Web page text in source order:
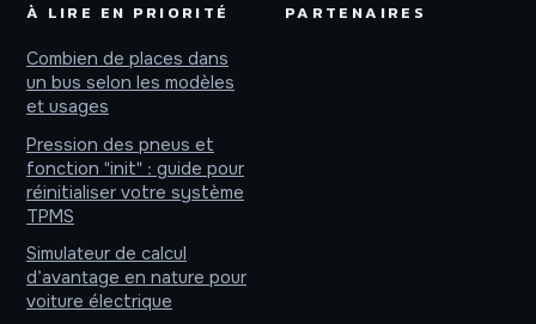
À LIRE EN PRIORITÉ
Combien de places dans
un bus selon les modèles
et usages
Pression des pneus et
fonction "init" : guide pour
réinitialiser votre système
TPMS
Simulateur de calcul
d’avantage en nature pour
voiture électrique
PARTENAIRES